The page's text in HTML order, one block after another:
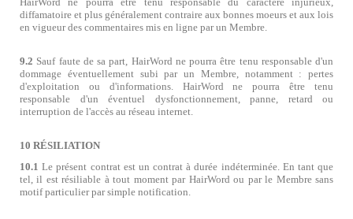
diffamatoire et plus généralement contraire aux bonnes moeurs et aux lois
en vigueur des commentaires mis en ligne par un Membre.
9.2 Sauf faute de sa part, HairWord ne pourra être tenu responsable d'un
dommage éventuellement subi par un Membre, notamment : pertes
d'exploitation ou d'informations. HairWord ne pourra être tenu
responsable d'un éventuel dysfonctionnement, panne, retard ou
interruption de l'accès au réseau internet.
10 RÉSILIATION
10.1 Le présent contrat est un contrat à durée indéterminée. En tant que
tel, il est résiliable à tout moment par HairWord ou par le Membre sans
motif particulier par simple notification.